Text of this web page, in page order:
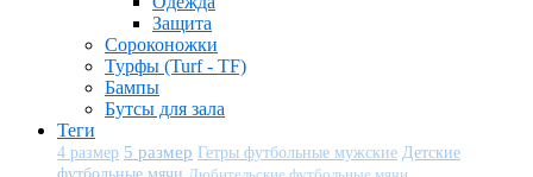
Защита
Сороконожки
Турфы (Turf - TF)
Бампы
Бутсы для зала
Теги
4 размер 5 размер Гетры футбольные мужские Детские